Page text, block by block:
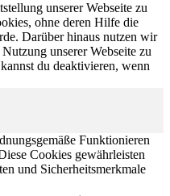
unserer Webseite zu
ohne deren Hilfe die
Darüber hinaus nutzen wir
unserer Webseite zu
du deaktivieren, wenn
Funktionieren
Cookies gewährleisten
und Sicherheitsmerkmale